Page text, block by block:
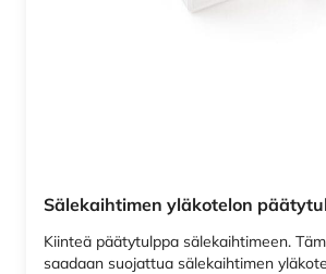
Sälekaihtimen yläkotelon
Kiinteä päätytulppa sälekaihtimeen.
saadaan suojattua sälekaihtimen